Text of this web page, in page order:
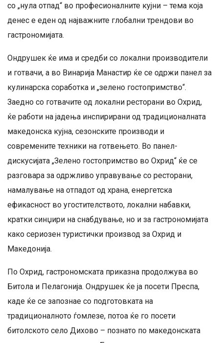
со „нула отпад“ во професионалните кујни – тема која
денес е еден од најважните глобални трендови во
гастрономијата.
Ондрушек ќе има и средби со локални производители
и готвачи, а во Винарија Манастир ќе се одржи панел за
кулинарска соработка и „зелено гостопримство“.
Заедно со готвачите од локални ресторани во Охрид,
ќе работи на јадења инспирирани од традиционалната
македонска кујна, сезонските производи и
современите техники на готвењето. Во панел-
дискусијата „Зелено гостопримство во Охрид“ ќе се
разговара за одржливо управување со ресторани,
намалување на отпадот од храна, енергетска
ефикасност во угостителството, локални набавки,
кратки синџири на снабдување, но и за гастрономијата
како сериозен туристички производ за Охрид и
Македонија.
По Охрид, гастрономската приказна продолжува во
Битола и Пелагонија. Ондрушек ќе ја посети Преспа,
каде ќе се запознае со подготовката на
традиционалното ѓомлезе, потоа ќе го посети
битолското село Дихово – познато по македонската